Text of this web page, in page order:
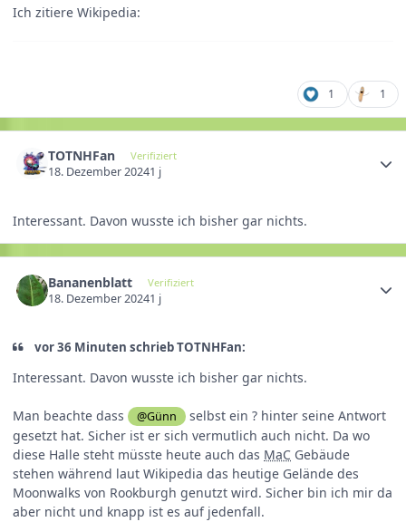
Ich zitiere Wikipedia:
1 1
TOTNHFan Verifiziert
18. Dezember 20241 j
Interessant. Davon wusste ich bisher gar nichts.
Bananenblatt Verifiziert
18. Dezember 20241 j
vor 36 Minuten schrieb TOTNHFan:
Interessant. Davon wusste ich bisher gar nichts.
Man beachte dass @Günn
selbst ein ? hinter seine Antwort
gesetzt hat. Sicher ist er sich vermutlich auch nicht. Da wo
diese Halle steht müsste heute auch das MaC Gebäude
stehen während laut Wikipedia das heutige Gelände des
Moonwalks von Rookburgh genutzt wird. Sicher bin ich mir da
aber nicht und knapp ist es auf jedenfall.